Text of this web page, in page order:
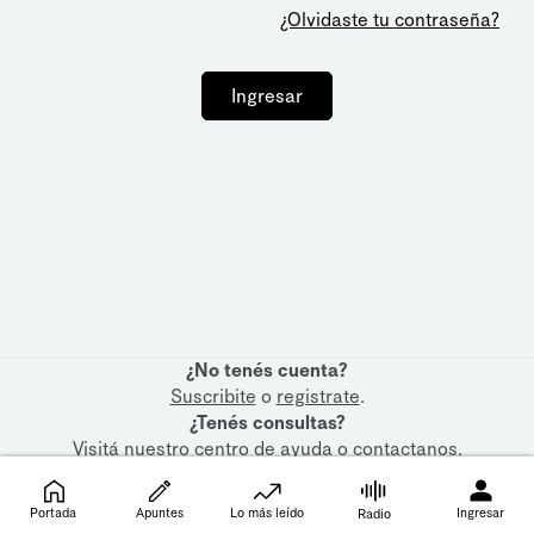
¿Olvidaste tu contraseña?
Ingresar
¿No tenés cuenta?
Suscribite o registrate.
¿Tenés consultas?
Visitá nuestrocentro de ayudaocontactanos.
Portada Apuntes Lo más leído Radio Ingresar